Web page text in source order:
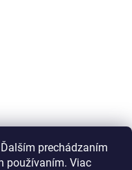
prechádzaním
používaním. Viac